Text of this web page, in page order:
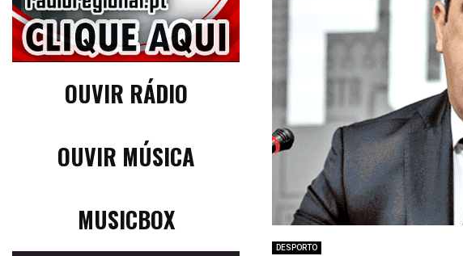
DESPORTO
OUVIR RÁDIO
OUVIR MÚSICA
MUSICBOX